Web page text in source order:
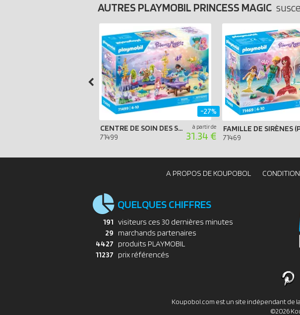
AUTRES PLAYMOBIL PRINCESS MAGIC
CENTRE DE SOIN DES SIRÈNES POUR ANIMAUX MARINS
71499
à partir de
31.34 €
-27%
71469
A PROPOS DE KOUPOBOL
QUELQUES CHIFFRES
191 visiteurs ces 30 dernières minutes
29 marchands partenaires
4427 produits PLAYMOBIL
11237 prix référencés
Koupobol.com est un site indépendant de la
©2026